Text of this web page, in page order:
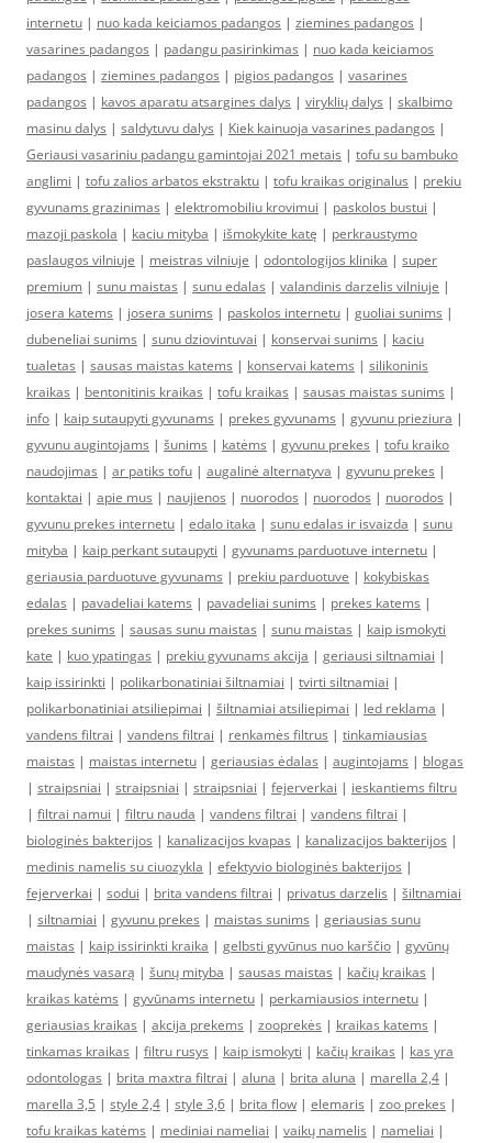
internetu | nuo kada keiciamos padangos | ziemines padangos |
vasarines padangos | padangu pasirinkimas | nuo kada keiciamos
padangos | ziemines padangos | pigios padangos | vasarines
padangos | kavos aparatu atsargines dalys | viryklių dalys | skalbimo
masinu dalys | saldytuvu dalys | Kiek kainuoja vasarines padangos |
Geriausi vasariniu padangu gamintojai 2021 metais | tofu su bambuko
anglimi | tofu zalios arbatos ekstraktu | tofu kraikas originalus | prekiu
gyvunams grazinimas | elektromobiliu krovimui | paskolos bustui |
mazoji paskola | kaciu mityba | išmokykite katę | perkraustymo
paslaugos vilniuje | meistras vilniuje | odontologijos klinika | super
premium | sunu maistas | sunu edalas | valandinis darzelis vilniuje |
josera katems | josera sunims | paskolos internetu | guoliai sunims |
dubeneliai sunims | sunu dziovintuvai | konservai sunims | kaciu
tualetas | sausas maistas katems | konservai katems | silikoninis
kraikas | bentonitinis kraikas | tofu kraikas | sausas maistas sunims |
info | kaip sutaupyti gyvunams | prekes gyvunams | gyvunu prieziura |
gyvunu augintojams | šunims | katėms | gyvunu prekes | tofu kraiko
naudojimas | ar patiks tofu | augalinė alternatyva | gyvunu prekes |
kontaktai | apie mus | naujienos | nuorodos | nuorodos | nuorodos |
gyvunu prekes internetu | edalo itaka | sunu edalas ir isvaizda | sunu
mityba | kaip perkant sutaupyti | gyvunams parduotuve internetu |
geriausia parduotuve gyvunams | prekiu parduotuve | kokybiskas
edalas | pavadeliai katems | pavadeliai sunims | prekes katems |
prekes sunims | sausas sunu maistas | sunu maistas | kaip ismokyti
kate | kuo ypatingas | prekiu gyvunams akcija | geriausi siltnamiai |
kaip issirinkti | polikarbonatiniai šiltnamiai | tvirti siltnamiai |
polikarbonatiniai atsiliepimai | šiltnamiai atsiliepimai | led reklama |
vandens filtrai | vandens filtrai | renkamės filtrus | tinkamiausias
maistas | maistas internetu | geriausias ėdalas | augintojams | blogas
| straipsniai | straipsniai | straipsniai | fejerverkai | ieskantiems filtru
| filtrai namui | filtru nauda | vandens filtrai | vandens filtrai |
biologinės bakterijos | kanalizacijos kvapas | kanalizacijos bakterijos |
medinis namelis su ciuozykla | efektyvio biologinės bakterijos |
fejerverkai | sodui | brita vandens filtrai | privatus darzelis | šiltnamiai
| siltnamiai | gyvunu prekes | maistas sunims | geriausias sunu
maistas | kaip issirinkti kraika | gelbsti gyvūnus nuo karščio | gyvūnų
maudynės vasarą | šunų mityba | sausas maistas | kačių kraikas |
kraikas katėms | gyvūnams internetu | perkamiausios internetu |
geriausias kraikas | akcija prekems | zooprekės | kraikas katems |
tinkamas kraikas | filtru rusys | kaip ismokyti | kačių kraikas | kas yra
odontologas | brita maxtra filtrai | aluna | brita aluna | marella 2,4 |
marella 3,5 | style 2,4 | style 3,6 | brita flow | elemaris | zoo prekes |
tofu kraikas katėms | mediniai nameliai | vaikų namelis | nameliai |